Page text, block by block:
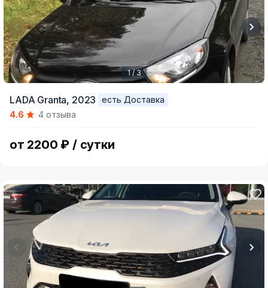
of
1 / 3
LADA Granta, 2023
есть Доставка
4.6
4 отзыва
от 2200 ₽ / сутки